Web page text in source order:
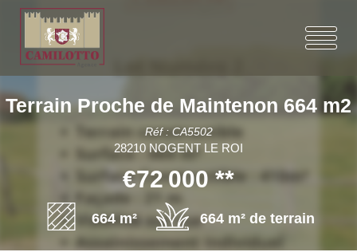
Terrain Proche de Maintenon 664 m2
Réf : CA5502
28210 NOGENT LE ROI
€72 000 **
664 m² 664 m² de terrain